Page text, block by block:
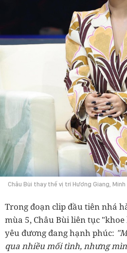
Châu Bùi thay thế vị trí Hương Giang, Minh
Trong đoạn clip đầu tiên nhá
mùa 5, Châu Bùi liên tục
yêu đương đang hạnh phúc:
qua nhiều mối tình, nhưng